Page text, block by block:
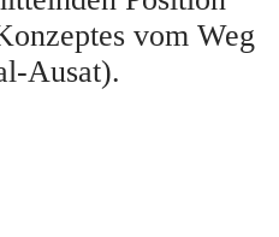
vom Weg
Ausat).